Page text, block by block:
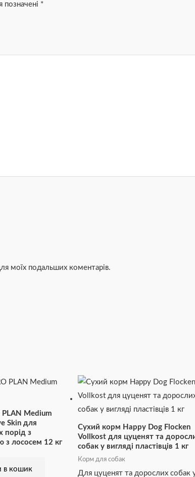
позначені *
моїх подальших коментарів.
Medium
Skin для
порід з
з лососем 12 кг
в кошик
Сухий корм Happy Dog Flocken
Vollkost для цуценят та
собак у вигляді пластівців 1 кг
Корм для собак
Для цуценят та дорослих собак